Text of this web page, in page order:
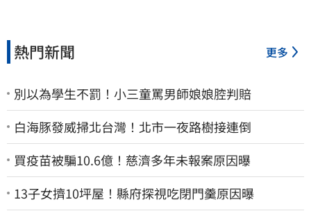
熱門新聞 更多
別以為學生不罰！小三童罵男師娘娘腔判賠
白海豚發威掃北台灣！北市一夜路樹接連倒
買疫苗被騙10.6億！慈濟多年未報案原因曝
13子女擠10坪屋！縣府探視吃閉門羹原因曝